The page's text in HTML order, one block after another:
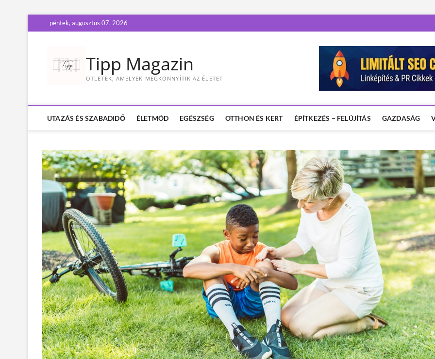
k
n
péntek, augusztus 07, 2026
Tipp Magazin
ÖTLETEK, AMELYEK MEGKÖNNYÍTIK AZ ÉLETET
UTAZÁS ÉS SZABADIDŐ ÉLETMÓD EGÉSZSÉG OTTHON ÉS KERT ÉPÍTKEZÉS – FELÚJÍTÁS GAZDASÁG